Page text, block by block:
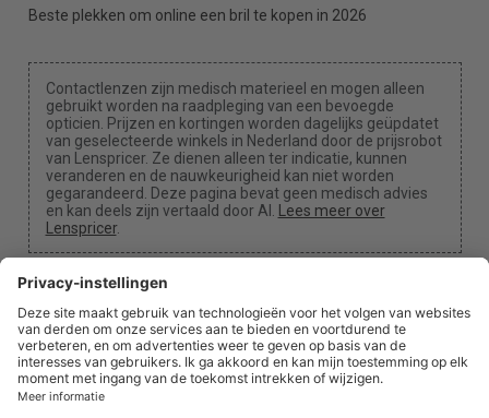
Beste plekken om online een bril te kopen in 2026
Contactlenzen zijn medisch materieel en mogen alleen
gebruikt worden na raadpleging van een bevoegde
opticien. Prijzen en kortingen worden dagelijks geüpdatet
van geselecteerde winkels in Nederland door de prijsrobot
van Lenspricer. Ze dienen alleen ter indicatie, kunnen
veranderen en de nauwkeurigheid kan niet worden
gegarandeerd. Deze pagina bevat geen medisch advies
en kan deels zijn vertaald door AI. Lees meer over
Lenspricer.
Cookie-instellingen
We kunnen een commissie ontvangen als je een van